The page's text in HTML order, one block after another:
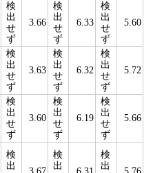
検
出
せ
ず
3.66
検
出
せ
ず
6.33
検
出
せ
ず
5.60
検
出
せ
ず
3.63
検
出
せ
ず
6.32
検
出
せ
ず
5.72
検
出
せ
ず
3.60
検
出
せ
ず
6.19
検
出
せ
ず
5.66
検
出
検
出
検
出